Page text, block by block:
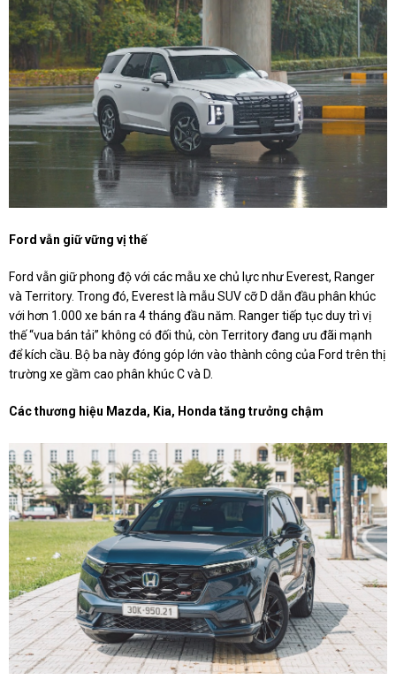
Ford vẫn giữ vững vị thế
Ford vẫn giữ phong độ với các mẫu xe chủ lực như Everest, Ranger
và Territory. Trong đó, Everest là mẫu SUV cỡ D dẫn đầu phân khúc
với hơn 1.000 xe bán ra 4 tháng đầu năm. Ranger tiếp tục duy trì vị
thế “vua bán tải” không có đối thủ, còn Territory đang ưu đãi mạnh
để kích cầu. Bộ ba này đóng góp lớn vào thành công của Ford trên thị
trường xe gầm cao phân khúc C và D.
Các thương hiệu Mazda, Kia, Honda tăng trưởng chậm